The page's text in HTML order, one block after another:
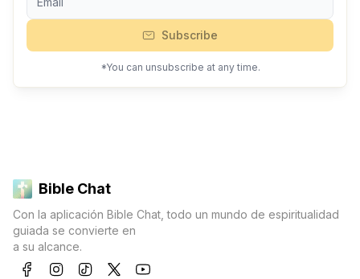
Subscribe
*You can unsubscribe at any time.
Bible Chat
Con la aplicación Bible Chat, todo un mundo de espiritualidad
guiada se convierte en
a su alcance.